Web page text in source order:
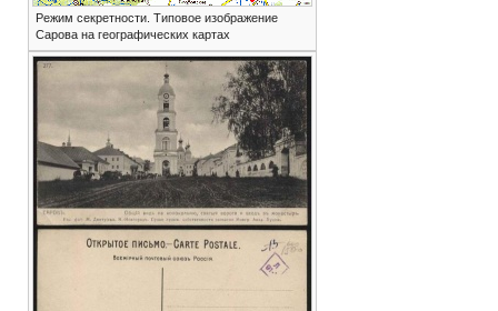
Режим секретности. Типовое изображение
Сарова на географических картах